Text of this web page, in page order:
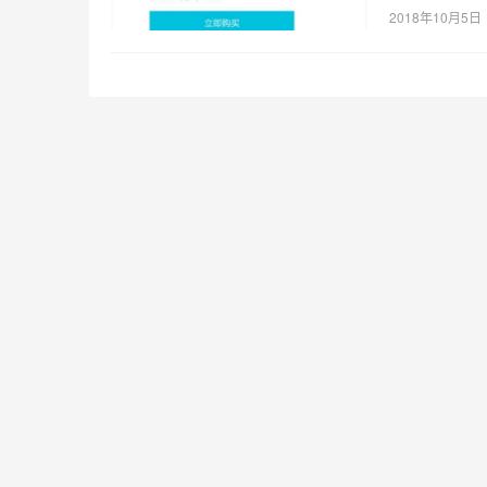
2018年10月5日